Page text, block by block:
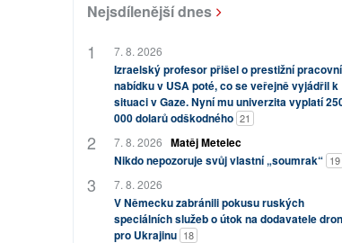
Nejsdílenější dnes
7. 8. 2026
Izraelský profesor přišel o prestižní pracovní
nabídku v USA poté, co se veřejně vyjádřil k
situaci v Gaze. Nyní mu univerzita vyplatí
000 dolarů odškodného 21
7. 8. 2026 Matěj Metelec
Nikdo nepozoruje svůj vlastní „soumrak“ 19
7. 8. 2026
V Německu zabránili pokusu ruských
speciálních služeb o útok na dodavatele
pro Ukrajinu 18